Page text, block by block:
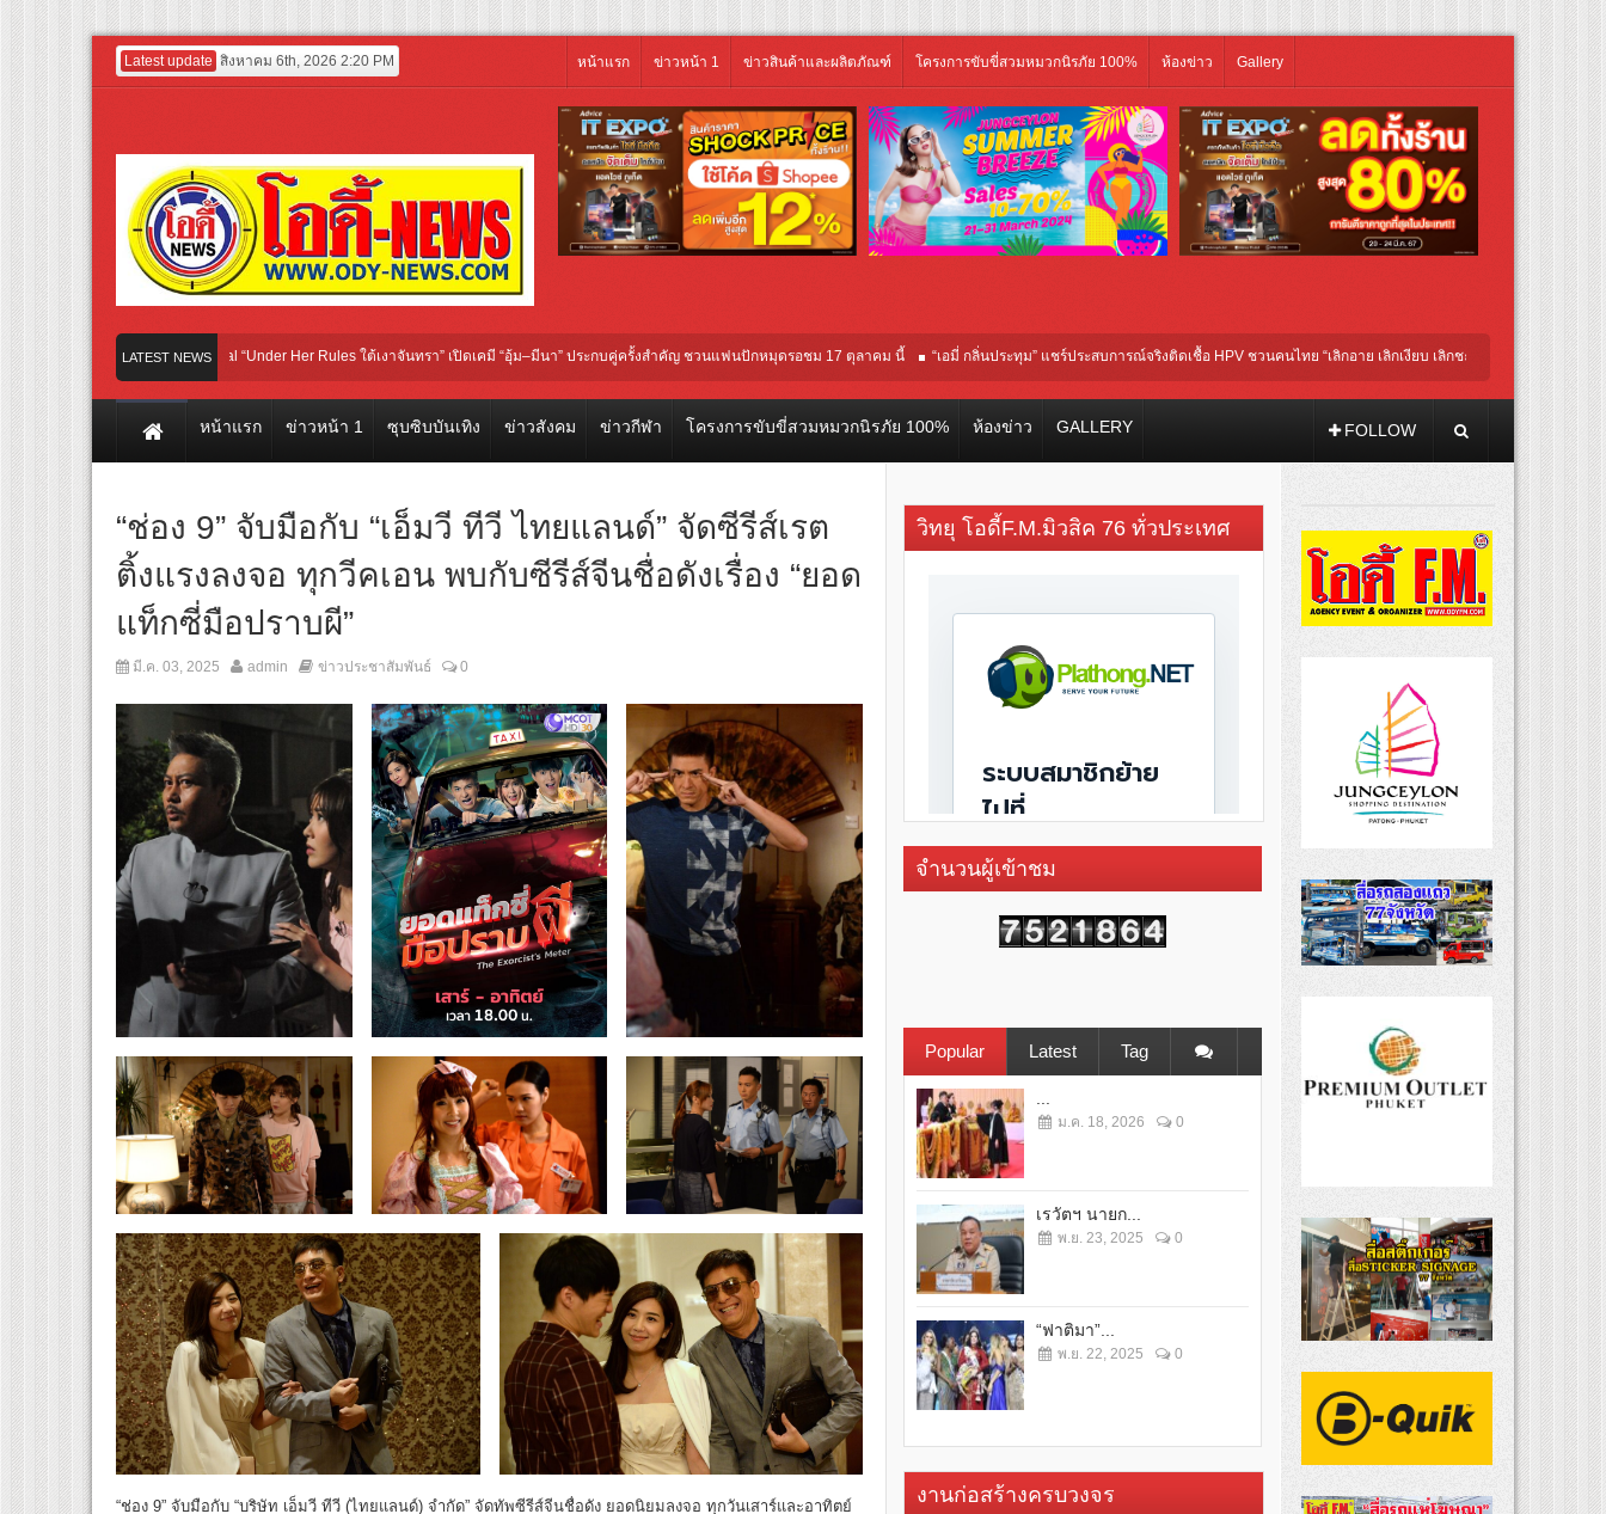
Latest update สิงหาคม 6th, 2026 2:20 PM หน้าแรก ข่าวหน้า 1 ข่าวสินค้าและผลิตภัณฑ์ โครงการขับขี่สวมหมวกนิรภัย 100% ห้องข่าว Gallery
LATEST NEWS
บวงสรวงซีรีส์ iQIYI Original “Under Her Rules ใต้เงาจันทรา” เปิดเคมี “อุ้ม–มีนา” ประกบคู่ครั้งสำคัญ ชวนแฟนปักหมุดรอชม 17 ตุลาคม นี้ “เอมี่ กลิ่นประทุม” แชร์ประสบการณ์จริงติดเชื้อ HPV ชวนคนไทย “เลิกอาย เลิกเงียบ เลิกชะล่าใจ” เรื่อง HPV ในแคมเปญ
ตัวอย่างแรก! ภาพยนตร์ฟอร์มยักษ์ ‘คุณยายวรนาฏ’ (INHERIT) เตรียมคายตะขาบหนังไทยในรอบปฐมทัศน์โลก ณ เทศกาลภาพยนตร์นานาชาติโตรอนโต “จุ๋ย วรัทยา” ทุ่มสุดชีวิต โกนหัวรับบทแม่ชี นำทีมนักแสดงประชันความสยอง!
หน้าแรก ข่าวหน้า 1 ซุบซิบบันเทิง ข่าวสังคม ข่าวกีฬา โครงการขับขี่สวมหมวกนิรภัย 100% ห้องข่าว GALLERY FOLLOW
“ช่อง 9” จับมือกับ “เอ็มวี ทีวี ไทยแลนด์” จัดซีรีส์เรต
ติ้งแรงลงจอ ทุกวีคเอน พบกับซีรีส์จีนชื่อดังเรื่อง “ยอด
แท็กซี่มือปราบผี”
มี.ค. 03, 2025 admin ข่าวประชาสัมพันธ์ 0
“ช่อง 9” จับมือกับ “บริษัท เอ็มวี ทีวี (ไทยแลนด์) จำกัด” จัดทัพซีรีส์จีนชื่อดัง ยอดนิยมลงจอ ทุกวันเสาร์และอาทิตย์
วิทยุ โอดี้F.M.มิวสิค 76 ทั่วประเทศ
จำนวนผู้เข้าชม
Popular Latest Tag
ม.ค. 18, 2026 0
เรวัตฯ นายก...
พ.ย. 23, 2025 0
“ฟาติมา”...
พ.ย. 22, 2025 0
งานก่อสร้างครบวงจร